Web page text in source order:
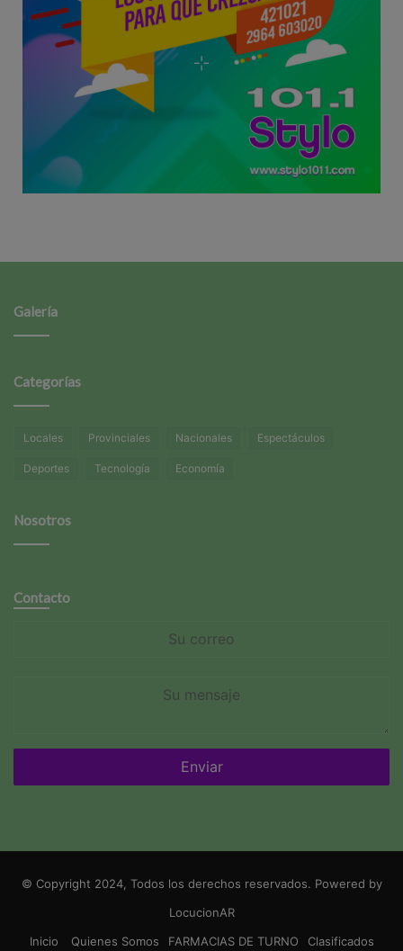
Galería
Categorías
Locales Provinciales Nacionales Espectáculos
Deportes Tecnología Economía
Nosotros
Contacto
© Copyright 2024, Todos los derechos reservados. Powered by
LocucionAR
Inicio
Quienes Somos FARMACIAS DE TURNO Clasificados